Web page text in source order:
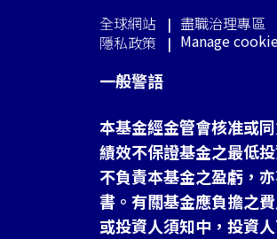
全球網站 盡職治理專區
隱私政策
Manage
一般警語
本基金經金管會核准或
績效不保證基金之最低
不負責本基金之盈虧，
書。有關基金應負擔之
或投資人須知中，投資